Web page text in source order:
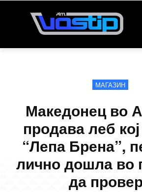
МАГАЗИН
Македонец во
продава леб
“Лепа Брена”,
лично дошла во
да